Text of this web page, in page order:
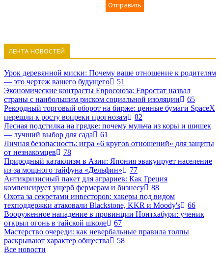
Отправить
ЛЕНТА НОВОСТЕЙ
Урок деревянной миски: Почему ваше отношение к родителям
— это чертеж вашего будущего
51
Экономические контрасты Евросоюза: Евростат назвал
страны с наибольшим риском социальной изоляции
65
Рекордный торговый оборот на бирже: ценные бумаги SpaceX
перешли к росту вопреки прогнозам
82
Лесная подстилка на грядке: почему мульча из коры и шишек
— лучший выбор для сада
61
Личная безопасность: игра «6 кругов отношений» для защиты
от незнакомцев
78
Природный катаклизм в Азии: Япония эвакуирует население
из-за мощного тайфуна «Дельфин»
77
Антикризисный пакет для аграриев: Как Греция
компенсирует ущерб фермерам и бизнесу
88
Охота за секретами инвесторов: хакеры под видом
техподдержки атаковали Blackstone, KKR и Moody's
66
Вооруженное нападение в провинции Нонтхабури: ученик
открыл огонь в тайской школе
67
Мастерство очереди: как невербальные правила толпы
раскрывают характер общества
58
Все новости